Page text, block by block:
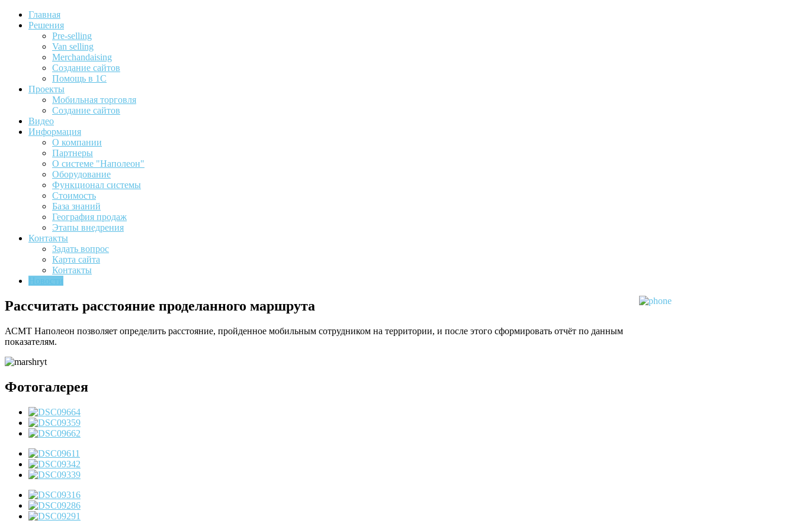
Главная
Решения
Pre-selling
Van selling
Merchandaising
Создание сайтов
Помощь в 1С
Проекты
Мобильная торговля
Создание сайтов
Видео
Информация
О компании
Партнеры
О системе "Наполеон"
Оборудование
Функционал системы
Стоимость
База знаний
География продаж
Этапы внедрения
Контакты
Задать вопрос
Карта сайта
Контакты
Рассчитать расстояние проделанного маршрута
АСМТ Наполеон позволяет определить расстояние, пройденное мобильным сотрудником на территории, и после этого сформировать отчёт по данным
показателям.
Фотогалерея